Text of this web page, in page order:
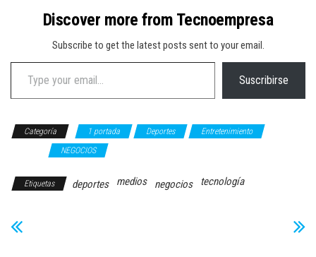
Discover more from Tecnoempresa
Subscribe to get the latest posts sent to your email.
Type your email…
Suscribirse
Categoría 1 portada Deportes
Entretenimiento
NEGOCIOS
Etiquetas deportes medios negocios tecnología